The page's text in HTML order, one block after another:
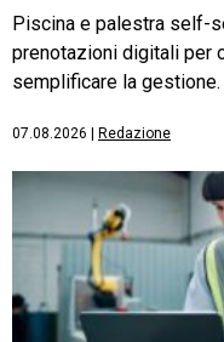
Piscina e palestra self-
prenotazioni digitali per
semplificare la gestione.
07.08.2026 Redazione